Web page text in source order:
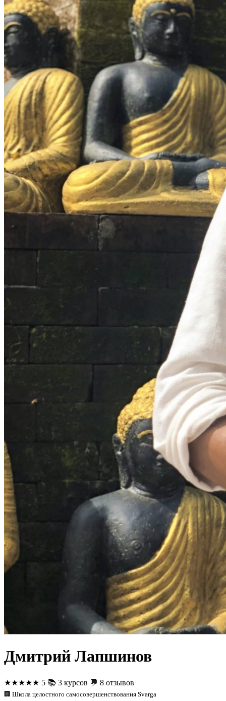
Дмитрий Лапшинов
★★★★★ 5 📚 3 курсов 💬 8 отзывов
🏢 Школа целостного самосовершенствования Svarga